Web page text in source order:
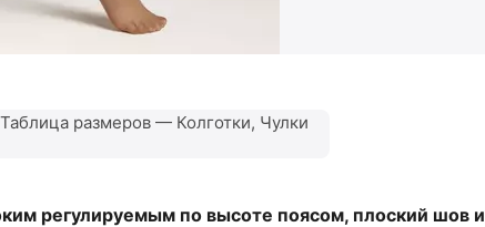
Таблица размеров — Колготки, Чулки
регулируемым по высоте поясом, плоский шов и